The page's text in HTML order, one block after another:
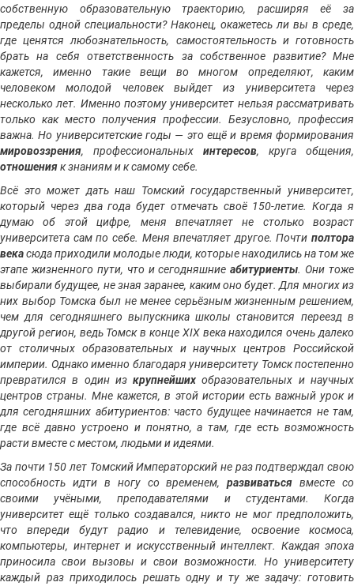
собственную образовательную траекторию, расширяя её за
пределы одной специальности? Наконец, окажетесь ли вы в среде,
где ценятся любознательность, самостоятельность и готовность
брать на себя ответственность за собственное развитие? Мне
кажется, именно такие вещи во многом определяют, каким
человеком молодой человек выйдет из университета через
несколько лет. Именно поэтому университет нельзя рассматривать
только как место получения профессии. Безусловно, профессия
важна. Но университетские годы — это ещё и время формирования
мировоззрения, профессиональных интересов, круга общения,
отношенияк знаниям и к самому себе.
Всё это может дать наш Томский государственный университет,
который через два года будет отмечать своё 150-летие. Когда я
думаю об этой цифре, меня впечатляет не столько возраст
университета сам по себе. Меня впечатляет другое. Почти полтора
векасюда приходили молодые люди, которые находились на том же
этапе жизненного пути, что и сегодняшниеабитуриенты. Они тоже
выбирали будущее, не зная заранее, каким оно будет. Для многих из
них выбор Томска был не менее серьёзным жизненным решением,
чем для сегодняшнего выпускника школы становится переезд в
другой регион, ведь Томск в конце XIX века находился очень далеко
от столичных образовательных и научных центров Российской
империи. Однако именно благодаря университету Томск постепенно
превратился в один изкрупнейшихобразовательных и научных
центров страны. Мне кажется, в этой истории есть важный урок и
для сегодняшних абитуриентов: часто будущее начинается не там,
где всё давно устроено и понятно, а там, где есть возможность
расти вместе с местом, людьми и идеями.
За почти 150 лет Томский Императорский не раз подтверждал свою
способность идти в ногу со временем,развиватьсявместе со
своими учёными, преподавателями и студентами. Когда
университет ещё только создавался, никто не мог предположить,
что впереди будут радио и телевидение, освоение космоса,
компьютеры, интернет и искусственный интеллект. Каждая эпоха
приносила свои вызовы и свои возможности. Но университету
каждый раз приходилось решать одну и ту же задачу: готовить